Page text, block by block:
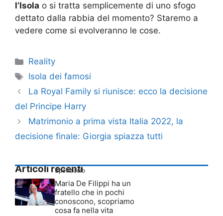
l’Isola o si tratta semplicemente di uno sfogo
dettato dalla rabbia del momento? Staremo a
vedere come si evolveranno le cose.
Categorie
Reality
Tag
Isola dei famosi
La Royal Family si riunisce: ecco la decisione
del Principe Harry
Matrimonio a prima vista Italia 2022, la
decisione finale: Giorgia spiazza tutti
Articoli recenti
Spettacolo
Maria De Filippi ha un
fratello che in pochi
conoscono, scopriamo
cosa fa nella vita